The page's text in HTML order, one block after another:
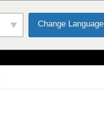
Change Language